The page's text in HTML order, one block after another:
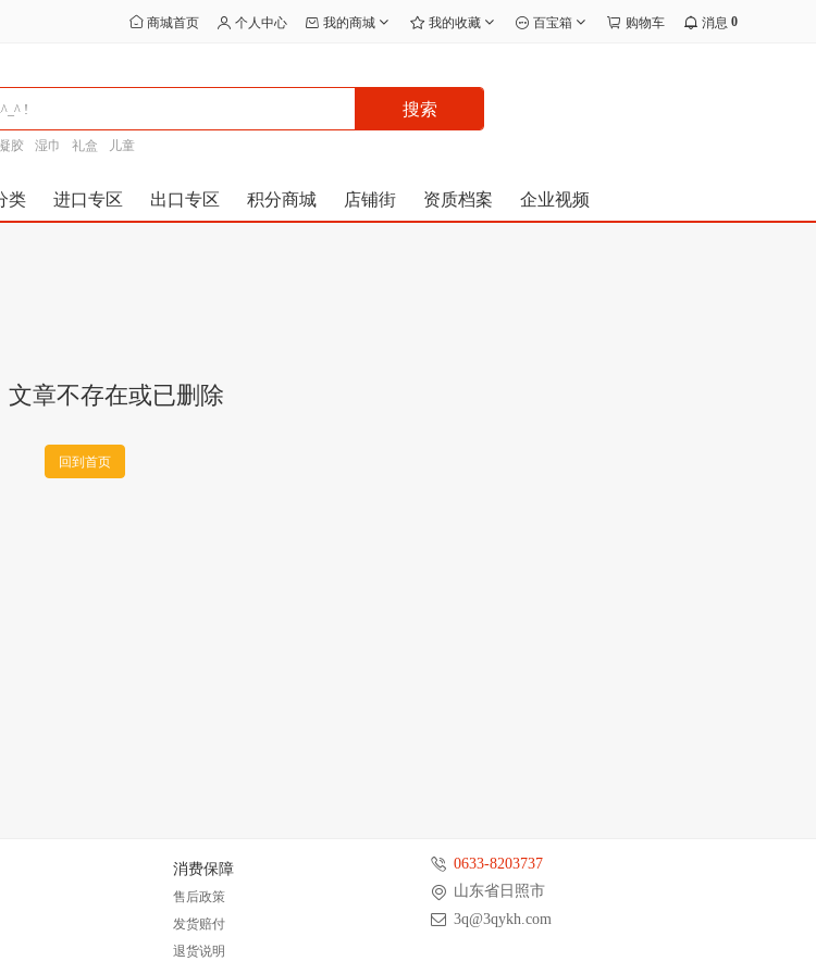
商城首页 个人中心 我的商城 我的收藏 百宝箱 购物车 消息 0
搜索
胶 湿巾 礼盒 儿童
类 进口专区 出口专区 积分商城 店铺街 资质档案 企业视频
文章不存在或已删除
回到首页
消费保障
售后政策
发货赔付
退货说明
0633-8203737
山东省日照市
3q@3qykh.com